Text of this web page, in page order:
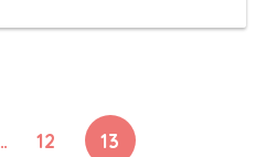
12 13